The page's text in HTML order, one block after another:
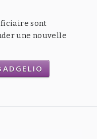
sont
une nouvelle